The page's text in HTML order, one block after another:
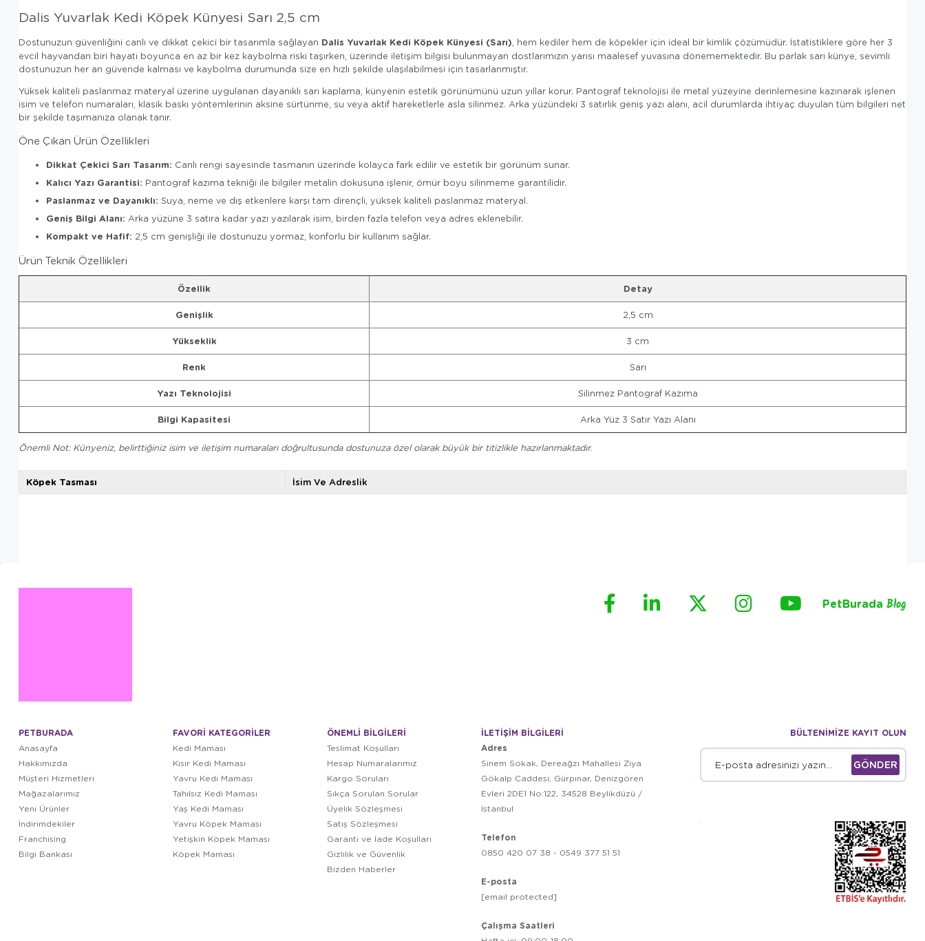
Dalis Yuvarlak Kedi Köpek Künyesi Sarı 2,5 cm
Dostunuzun güvenliğini canlı ve dikkat çekici bir tasarımla sağlayan Dalis Yuvarlak Kedi Köpek Künyesi (Sarı), hem kediler hem de köpekler için ideal bir kimlik çözümüdür. İstatistiklere göre her 3
evcil hayvandan biri hayatı boyunca en az bir kez kaybolma riski taşırken, üzerinde iletişim bilgisi bulunmayan dostlarımızın yarısı maalesef yuvasına dönememektedir. Bu parlak sarı künye, sevimli
dostunuzun her an güvende kalması ve kaybolma durumunda size en hızlı şekilde ulaşılabilmesi için tasarlanmıştır.
Yüksek kaliteli paslanmaz materyal üzerine uygulanan dayanıklı sarı kaplama, künyenin estetik görünümünü uzun yıllar korur. Pantograf teknolojisi ile metal yüzeyine derinlemesine kazınarak işlenen
isim ve telefon numaraları, klasik baskı yöntemlerinin aksine sürtünme, su veya aktif hareketlerle asla silinmez. Arka yüzündeki 3 satırlık geniş yazı alanı, acil durumlarda ihtiyaç duyulan tüm bilgileri net
bir şekilde taşımanıza olanak tanır.
Öne Çıkan Ürün Özellikleri
Dikkat Çekici Sarı Tasarım: Canlı rengi sayesinde tasmanın üzerinde kolayca fark edilir ve estetik bir görünüm sunar.
Kalıcı Yazı Garantisi: Pantograf kazıma tekniği ile bilgiler metalin dokusuna işlenir, ömür boyu silinmeme garantilidir.
Paslanmaz ve Dayanıklı: Suya, neme ve dış etkenlere karşı tam dirençli, yüksek kaliteli paslanmaz materyal.
Geniş Bilgi Alanı: Arka yüzüne 3 satıra kadar yazı yazılarak isim, birden fazla telefon veya adres eklenebilir.
Kompakt ve Hafif: 2,5 cm genişliği ile dostunuzu yormaz, konforlu bir kullanım sağlar.
Ürün Teknik Özellikleri
Özellik Detay
Genişlik 2,5 cm
Yükseklik 3 cm
Renk Sarı
Yazı Teknolojisi Silinmez Pantograf Kazıma
Bilgi Kapasitesi Arka Yüz 3 Satır Yazı Alanı
Önemli Not: Künyeniz, belirttiğiniz isim ve iletişim numaraları doğrultusunda dostunuza özel olarak büyük bir titizlikle hazırlanmaktadır.
Köpek Tasması İsim Ve Adreslik
PetBurada Blog
PETBURADA
Anasayfa
Hakkımızda
Müşteri Hizmetleri
Mağazalarımız
Yeni Ürünler
İndirimdekiler
Franchising
Bilgi Bankası
FAVORİ KATEGORİLER
Kedi Maması
Kısır Kedi Maması
Yavru Kedi Maması
Tahılsız Kedi Maması
Yaş Kedi Maması
Yavru Köpek Maması
Yetişkin Köpek Maması
Köpek Maması
ÖNEMLİ BİLGİLERİ
Teslimat Koşulları
Hesap Numaralarımız
Kargo Soruları
Sıkça Sorulan Sorular
Üyelik Sözleşmesi
Satış Sözleşmesi
Garanti ve İade Koşulları
Gizlilik ve Güvenlik
Bizden Haberler
İLETİŞİM BİLGİLERİ
Adres
Sinem Sokak, Dereağzı Mahallesi Ziya
Gökalp Caddesi, Gürpınar, Denizgören
Evleri 2DE1 No:122, 34528 Beylikdüzü /
İstanbul
Telefon
0850 420 07 38 - 0549 377 51 51
E-posta
[email protected]
Çalışma Saatleri
BÜLTENİMİZE KAYIT OLUN
GÖNDER